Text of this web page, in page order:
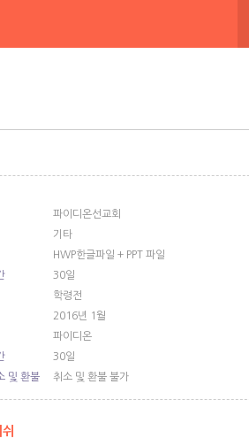
파이디온선교회
기타
HWP한글파일 + PPT 파일
30일
학령전
2016년 1월
파이디온
30일
및 환불
취소 및 환불 불가